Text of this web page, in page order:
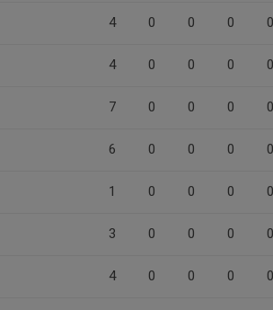
4 0 0 0 0
4 0 0 0 0
7 0 0 0 0
6 0 0 0 0
1 0 0 0 0
3 0 0 0 0
4 0 0 0 0